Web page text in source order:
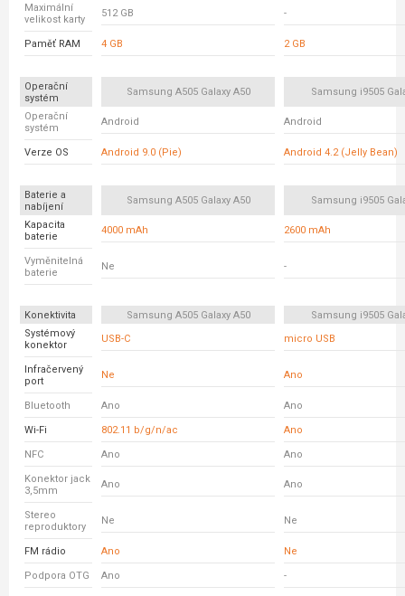
Maximální
velikost karty
512 GB -
Paměť RAM 4 GB 2 GB
Operační
systém
Samsung A505 Galaxy A50 Samsung i9505
Operační
systém
Android Android
Verze OS Android 9.0 (Pie) Android 4.2 (Jelly Bean)
Baterie a
nabíjení
Samsung A505 Galaxy A50 Samsung i9505
Kapacita
baterie
4000 mAh 2600 mAh
Vyměnitelná
baterie
Ne -
Konektivita Samsung A505 Galaxy A50
Samsung i9505
Systémový
konektor
USB-C micro USB
Infračervený
port
Ne Ano
Bluetooth Ano Ano
Wi-Fi 802.11 b/g/n/ac Ano
NFC Ano Ano
Konektor jack
3,5mm
Ano Ano
Stereo
reproduktory
Ne Ne
FM rádio Ano Ne
Podpora OTG Ano -